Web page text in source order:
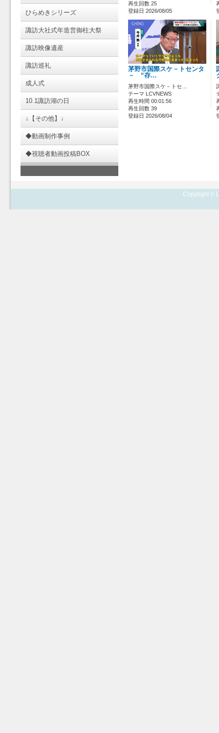
ひらめきシリーズ
諏訪大社式年造営御柱大祭
諏訪映像遺産
諏訪巡礼
成人式
10.1諏訪湖の日
↓【その他】↓
◆動画制作事例
◆視聴者動画投稿BOX
再生回数 25
登録日 2026/08/05
茅野市国際スケ－トセンタ
－ “存…
茅野市国際スケ－トセ…
テーマ LCVNEWS
再生時間 00:01:56
再生回数 39
登録日 2026/08/04
Copyright ©